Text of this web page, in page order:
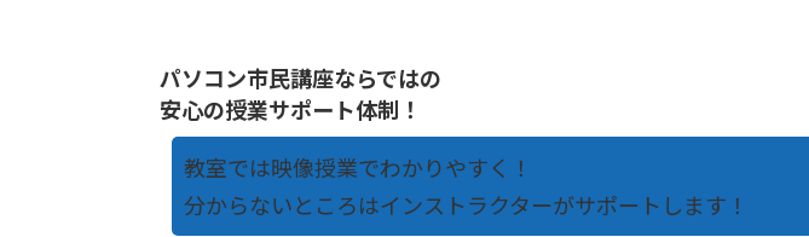
パソコン市民講座ならではの
安心の授業サポート体制！
教室では映像授業でわかりやすく！
分からないところはインストラクターがサポートします！